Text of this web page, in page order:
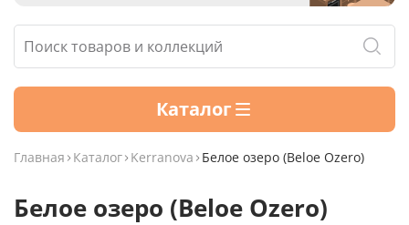
Каталог
Главная Каталог Kerranova Белое озеро (Beloe Ozero)
Белое озеро (Beloe Ozero)